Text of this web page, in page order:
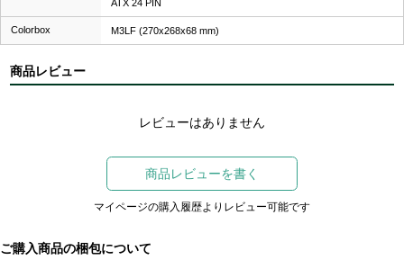
ATX 24 PIN
Colorbox M3LF (270x268x68 mm)
商品レビュー
レビューはありません
商品レビューを書く
マイページの購入履歴よりレビュー可能です
ご購入商品の梱包について